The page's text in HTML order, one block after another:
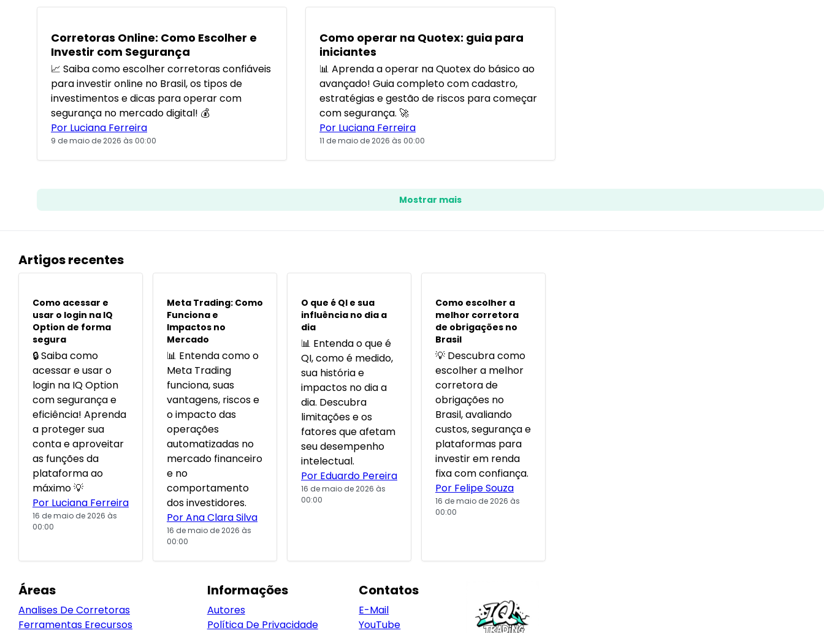
Corretoras Online: Como Escolher e
Investir com Segurança
📈 Saiba como escolher corretoras confiáveis
para investir online no Brasil, os tipos de
investimentos e dicas para operar com
segurança no mercado digital! 💰
Por Luciana Ferreira
9 de maio de 2026 às 00:00
Como operar na Quotex: guia para
iniciantes
📊 Aprenda a operar na Quotex do básico ao
avançado! Guia completo com cadastro,
estratégias e gestão de riscos para começar
com segurança. 🚀
Por Luciana Ferreira
11 de maio de 2026 às 00:00
Mostrar mais
Artigos recentes
POPULARES
Como acessar e
usar o login na IQ
Option de forma
segura
🔒 Saiba como
acessar e usar o
login na IQ Option
com segurança e
eficiência! Aprenda
a proteger sua
conta e aproveitar
as funções da
plataforma ao
máximo 💡
Por Luciana Ferreira
16 de maio de 2026 às
00:00
POPULARES
Meta Trading: Como
Funciona e
Impactos no
Mercado
📊 Entenda como o
Meta Trading
funciona, suas
vantagens, riscos e
o impacto das
operações
automatizadas no
mercado financeiro
e no
comportamento
dos investidores.
Por Ana Clara Silva
16 de maio de 2026 às
00:00
POPULARES
O que é QI e sua
influência no dia a
dia
📊 Entenda o que é
QI, como é medido,
sua história e
impactos no dia a
dia. Descubra
limitações e os
fatores que afetam
seu desempenho
intelectual.
Por Eduardo Pereira
16 de maio de 2026 às
00:00
POPULARES
Como escolher a
melhor corretora
de obrigações no
Brasil
💡 Descubra como
escolher a melhor
corretora de
obrigações no
Brasil, avaliando
custos, segurança e
plataformas para
investir em renda
fixa com confiança.
Por Felipe Souza
16 de maio de 2026 às
00:00
Áreas
Analises De Corretoras
Ferramentas Erecursos
Informações
Autores
Política De Privacidade
Contatos
E-Mail
YouTube